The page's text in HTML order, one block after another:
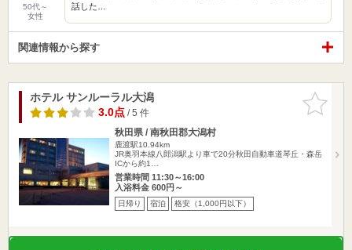
50代～
女性
話した…
関連情報から探す
お気に入
りに追加
ホテル サンルーラル大潟
3.0点/ 5 件
秋田県 / 南秋田郡大潟村
鹿渡駅10.94km
JR奥羽本線八郎潟駅より車で20分秋田自動車道琴丘・森岳
ICから約1…
営業時間 11:30～16:00
入浴料金 600円～
日帰り 宿泊 格安（1,000円以下）